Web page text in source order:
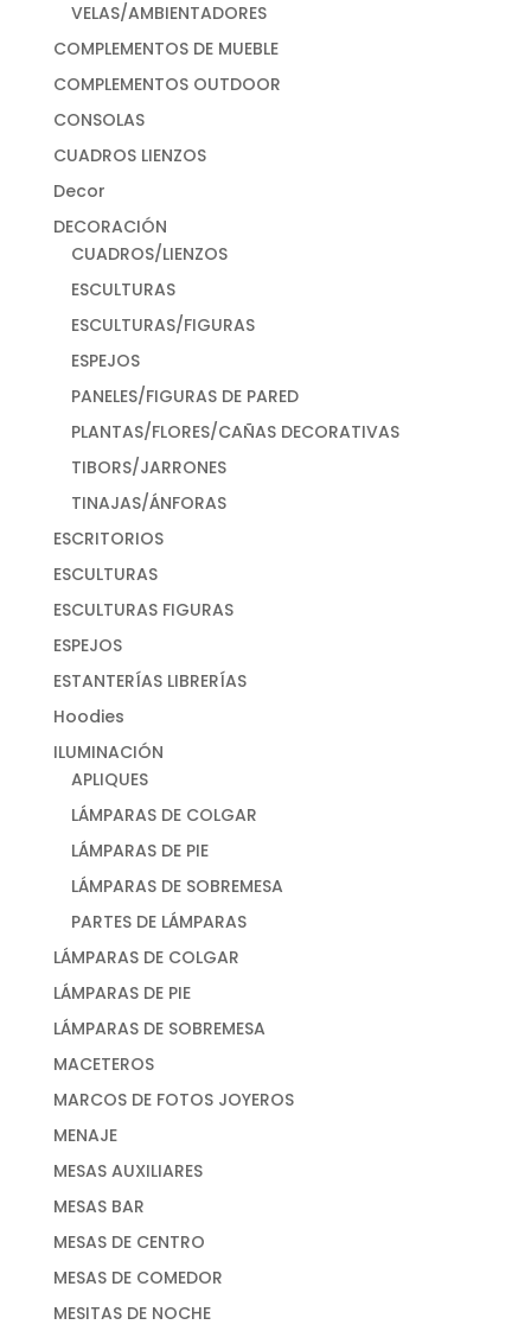
VELAS/AMBIENTADORES
COMPLEMENTOS DE MUEBLE
COMPLEMENTOS OUTDOOR
CONSOLAS
CUADROS LIENZOS
Decor
DECORACIÓN
CUADROS/LIENZOS
ESCULTURAS
ESCULTURAS/FIGURAS
ESPEJOS
PANELES/FIGURAS DE PARED
PLANTAS/FLORES/CAÑAS DECORATIVAS
TIBORS/JARRONES
TINAJAS/ÁNFORAS
ESCRITORIOS
ESCULTURAS
ESCULTURAS FIGURAS
ESPEJOS
ESTANTERÍAS LIBRERÍAS
Hoodies
ILUMINACIÓN
APLIQUES
LÁMPARAS DE COLGAR
LÁMPARAS DE PIE
LÁMPARAS DE SOBREMESA
PARTES DE LÁMPARAS
LÁMPARAS DE COLGAR
LÁMPARAS DE PIE
LÁMPARAS DE SOBREMESA
MACETEROS
MARCOS DE FOTOS JOYEROS
MENAJE
MESAS AUXILIARES
MESAS BAR
MESAS DE CENTRO
MESAS DE COMEDOR
MESITAS DE NOCHE